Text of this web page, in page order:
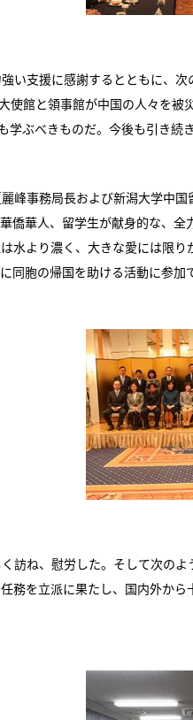
い支援に感謝するとともに、
使館と領事館が中国の人々を
ぶべきものだ。今後も引き続
事務局長および新潟大学中
僑華人、留学生が献身的な、
水より濃く、大きな愛には限
胞の帰国を助ける活動に参加
訪ね、慰労した。そして次の
務を立派に果たし、国内外か